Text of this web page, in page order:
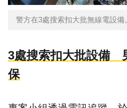
警方在3處搜索扣大批無線電設備
3處搜索扣大批設備
保